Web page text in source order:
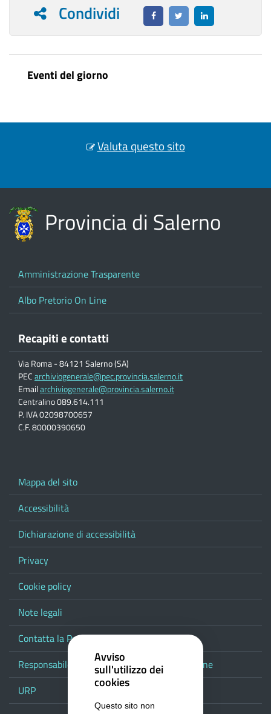
Condividi
Eventi del giorno
Valuta questo sito
Provincia di Salerno
Amministrazione Trasparente
Albo Pretorio On Line
Recapiti e contatti
Via Roma - 84121 Salerno (SA)
PECarchiviogenerale@pec.provincia.salerno.it
Emailarchiviogenerale@provincia.salerno.it
Centralino 089.614.111
P. IVA 02098700657
C.F. 80000390650
Mappa del sito
Accessibilità
Dichiarazione di accessibilità
Privacy
Cookie policy
Note legali
Contatta la Provincia
Responsabile del procedimento di pubblicazione
URP
Avviso
sull'utilizzo dei
cookies
Questo sito non